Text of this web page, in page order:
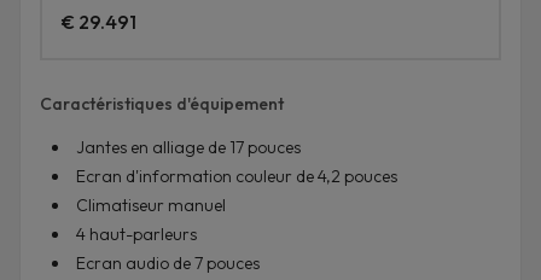
€ 29.491
Caractéristiques d'équipement
Jantes en alliage de 17 pouces
Ecran d'information couleur de 4,2 pouces
Climatiseur manuel
4 haut-parleurs
Ecran audio de 7 pouces